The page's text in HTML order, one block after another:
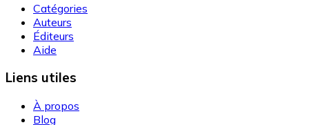
Catégories
Auteurs
Éditeurs
Aide
Liens utiles
À propos
Blog